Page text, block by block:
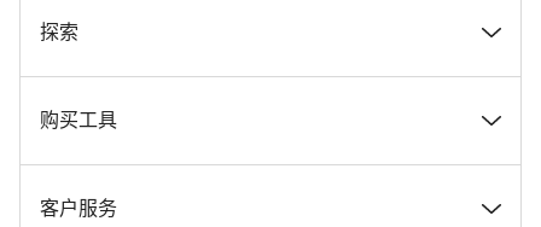
奖项
在 Canyon 工作
Canyon 新闻发布室
探索
新闻和故事
提示和建议
购买工具
找到您梦寐以求的 Canyon 自行车
客户服务